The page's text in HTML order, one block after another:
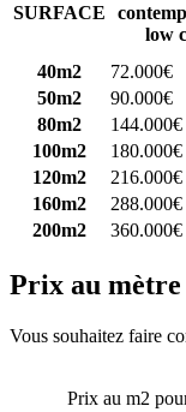
SURFACE
low
40m2
72.000€
50m2
90.000€
80m2
144.000€
100m2
180.000€
120m2
216.000€
160m2
288.000€
200m2
360.000€
Prix au mètre
Vous souhaitez faire
Prix au m2